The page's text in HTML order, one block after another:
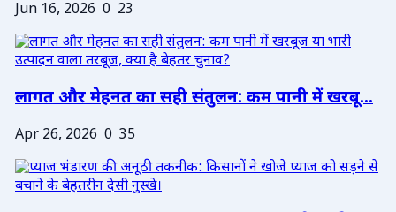
Jun 16, 2026 0 23
लागत और मेहनत का सही संतुलन: कम पानी में खरबू...
Apr 26, 2026 0 35